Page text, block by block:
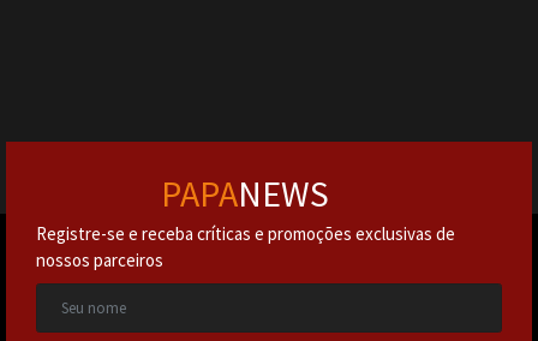
PAPANEWS
Registre-se e receba críticas e promoções exclusivas de
nossos parceiros